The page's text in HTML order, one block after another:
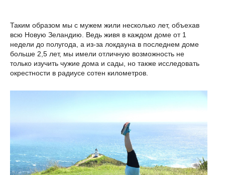
Таким образом мы с мужем жили несколько лет, объехав
всю Новую Зеландию. Ведь живя в каждом доме от 1
недели до полугода, а из-за локдауна в последнем доме
больше 2,5 лет, мы имели отличную возможность не
только изучить чужие дома и сады, но также исследовать
окрестности в радиусе сотен километров.